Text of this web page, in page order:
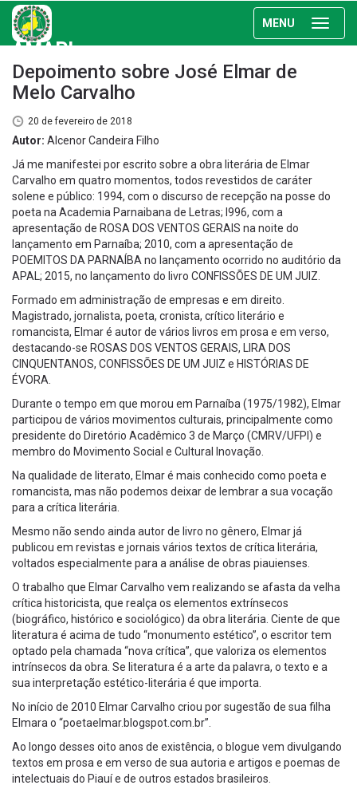
MENU
AMAPI
Depoimento sobre José Elmar de
Melo Carvalho
20 de fevereiro de 2018
Autor: Alcenor Candeira Filho
Já me manifestei por escrito sobre a obra literária de Elmar
Carvalho em quatro momentos, todos revestidos de caráter
solene e público: 1994, com o discurso de recepção na posse do
poeta na Academia Parnaibana de Letras; l996, com a
apresentação de ROSA DOS VENTOS GERAIS na noite do
lançamento em Parnaíba; 2010, com a apresentação de
POEMITOS DA PARNAÍBA no lançamento ocorrido no auditório da
APAL; 2015, no lançamento do livro CONFISSÕES DE UM JUIZ.
Formado em administração de empresas e em direito.
Magistrado, jornalista, poeta, cronista, crítico literário e
romancista, Elmar é autor de vários livros em prosa e em verso,
destacando-se ROSAS DOS VENTOS GERAIS, LIRA DOS
CINQUENTANOS, CONFISSÕES DE UM JUIZ e HISTÓRIAS DE
ÉVORA.
Durante o tempo em que morou em Parnaíba (1975/1982), Elmar
participou de vários movimentos culturais, principalmente como
presidente do Diretório Acadêmico 3 de Março (CMRV/UFPI) e
membro do Movimento Social e Cultural Inovação.
Na qualidade de literato, Elmar é mais conhecido como poeta e
romancista, mas não podemos deixar de lembrar a sua vocação
para a crítica literária.
Mesmo não sendo ainda autor de livro no gênero, Elmar já
publicou em revistas e jornais vários textos de crítica literária,
voltados especialmente para a análise de obras piauienses.
O trabalho que Elmar Carvalho vem realizando se afasta da velha
crítica historicista, que realça os elementos extrínsecos
(biográfico, histórico e sociológico) da obra literária. Ciente de que
literatura é acima de tudo “monumento estético”, o escritor tem
optado pela chamada “nova crítica”, que valoriza os elementos
intrínsecos da obra. Se literatura é a arte da palavra, o texto e a
sua interpretação estético-literária é que importa.
No início de 2010 Elmar Carvalho criou por sugestão de sua filha
Elmara o “poetaelmar.blogspot.com.br”.
Ao longo desses oito anos de existência, o blogue vem divulgando
textos em prosa e em verso de sua autoria e artigos e poemas de
intelectuais do Piauí e de outros estados brasileiros.